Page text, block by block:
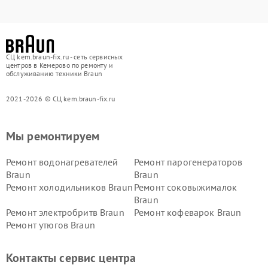
СЦ kem.braun-fix.ru - сеть сервисных
центров в Кемерово по ремонту и
обслуживанию техники Braun
2021-2026 © СЦ kem.braun-fix.ru
Мы ремонтируем
Ремонт водонагревателей
Braun
Ремонт парогенераторов
Braun
Ремонт холодильников Braun Ремонт соковыжималок
Braun
Ремонт электробритв Braun
Ремонт кофеварок Braun
Ремонт утюгов Braun
Контакты сервис центра